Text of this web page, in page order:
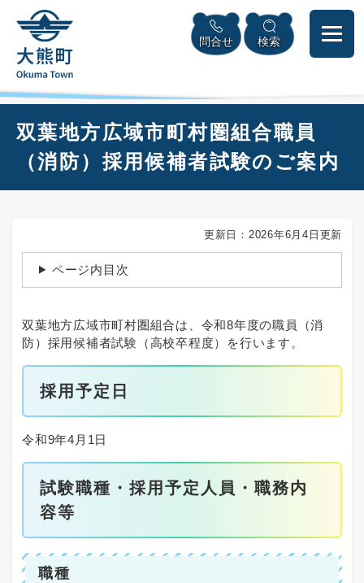
頭
メニューを飛ばして本文へ
問合せ 検索
双葉地方広域市町村圏組合職員
（消防）採用候補者試験のご案内
更新日：2026年6月4日更新
ページ内目次
双葉地方広域市町村圏組合は、令和8年度の職員（消
防）採用候補者試験（高校卒程度）を行います。
採用予定日
令和9年4月1日
試験職種・採用予定人員・職務内
容等
職種